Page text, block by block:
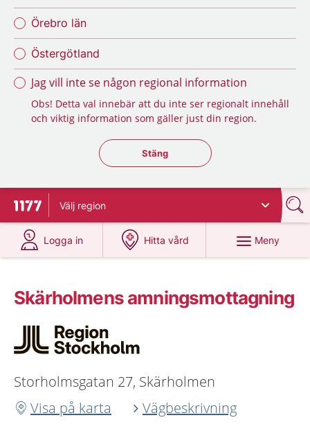
Örebro län
Östergötland
Jag vill inte se någon regional information
Obs! Detta val innebär att du inte ser regionalt innehåll
och viktig information som gäller just din region.
Stäng regionsväljaren
Stäng
Till startsidan för 1177
Välj region
Logga in
på 1177.se
Hitta vård
på 1177.se
Meny
Skärholmens amningsmottagning
Storholmsgatan 27, Skärholmen
Visa på karta
Vägbeskrivning